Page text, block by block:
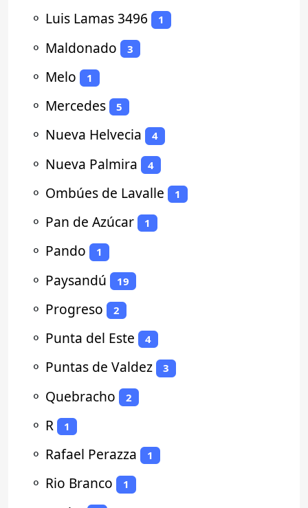
⚬ Luis Lamas 3496 1
⚬ Maldonado 3
⚬ Melo 1
⚬ Mercedes 5
⚬ Nueva Helvecia 4
⚬ Nueva Palmira 4
⚬ Ombúes de Lavalle 1
⚬ Pan de Azúcar 1
⚬ Pando 1
⚬ Paysandú 19
⚬ Progreso 2
⚬ Punta del Este 4
⚬ Puntas de Valdez 3
⚬ Quebracho 2
⚬ R 1
⚬ Rafael Perazza 1
⚬ Rio Branco 1